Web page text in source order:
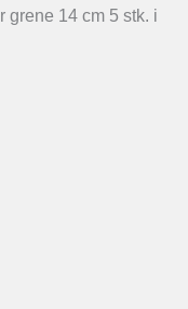
grene 14 cm 5 stk. i